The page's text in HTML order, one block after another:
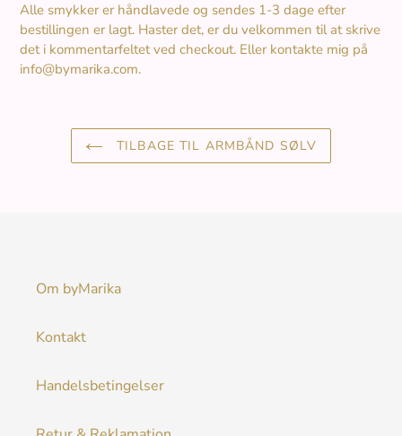
Alle smykker er håndlavede og sendes 1-3 dage efter
bestillingen er lagt. Haster det, er du velkommen til at skrive
det i kommentarfeltet ved checkout. Eller kontakte mig på
info@bymarika.com.
TILBAGE TIL ARMBÅND SØLV
Om byMarika
Kontakt
Handelsbetingelser